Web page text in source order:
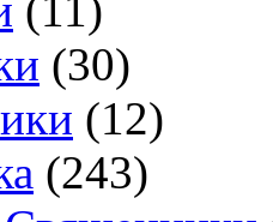
(30)
(12)
(243)